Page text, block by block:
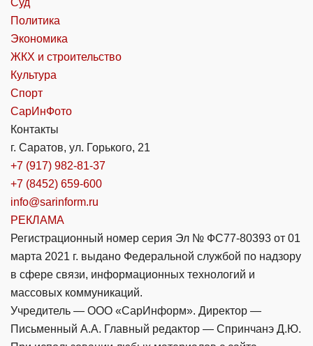
Политика
Экономика
ЖКХ и строительство
Культура
Спорт
СарИнФото
Контакты
г. Саратов, ул. Горького, 21
+7 (917) 982-81-37
+7 (8452) 659-600
info@sarinform.ru
РЕКЛАМА
Регистрационный номер серия Эл № ФС77-80393 от 01
марта 2021 г. выдано Федеральной службой по надзору
в сфере связи, информационных технологий и
массовых коммуникаций.
Учредитель — ООО «СарИнформ». Директор —
Письменный А.А. Главный редактор — Спринчанэ Д.Ю.